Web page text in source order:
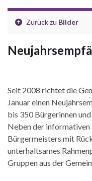
Zurück zu Bilder
Seit 2008 richtet die
Januar einen
bis 350 Bürgerinnen
Neben der informativen
Bürgermeisters mit
unterhaltsames
Gruppen aus der